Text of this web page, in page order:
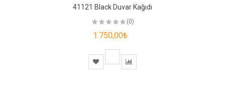
41121 Black Duvar Kağıdı
(0)
1.750,00₺